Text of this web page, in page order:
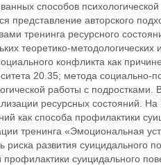
способов
представление авторского
тренинга ресурсного
теоретико-
конфликта как
20.35; метода социально-
работы с
ресурсных состояний.
как способа профилактики
тренинга «Эмоциональная
риска развития суицидального
профилактики суицидального